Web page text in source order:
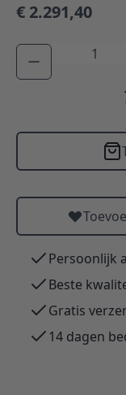
€ 2.291,40
Aantal
Persoonlijk
Beste
Gratis
14 dagen